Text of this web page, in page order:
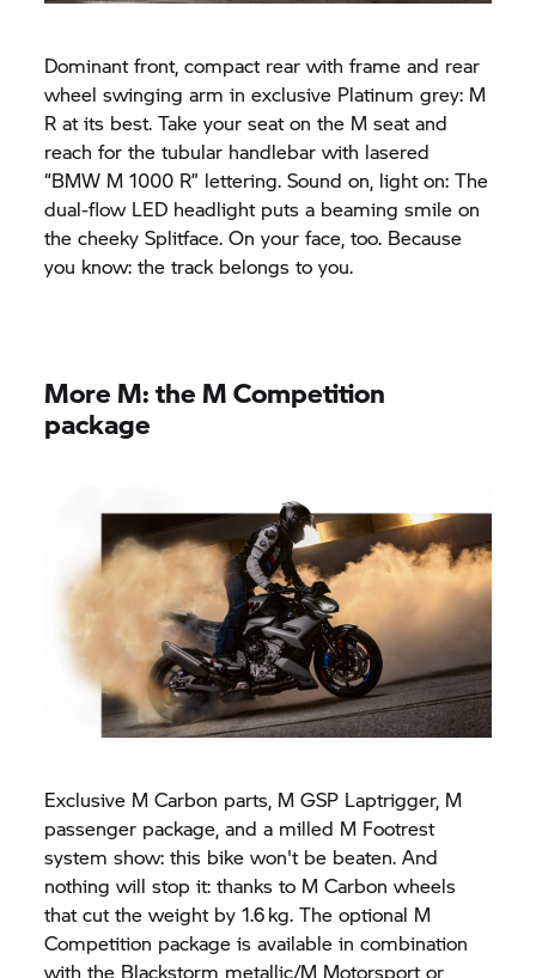
Dominant front, compact rear with frame and rear
wheel swinging arm in exclusive Platinum grey: M
R at its best. Take your seat on the M seat and
reach for the tubular handlebar with lasered
“BMW M 1000 R” lettering. Sound on, light on: The
dual-flow LED headlight puts a beaming smile on
the cheeky Splitface. On your face, too. Because
you know: the track belongs to you.
More M: the M Competition
package
Exclusive M Carbon parts, M GSP Laptrigger, M
passenger package, and a milled M Footrest
system show: this bike won't be beaten. And
nothing will stop it: thanks to M Carbon wheels
that cut the weight by 1.6 kg. The optional M
Competition package is available in combination
with the Blackstorm metallic/M Motorsport or